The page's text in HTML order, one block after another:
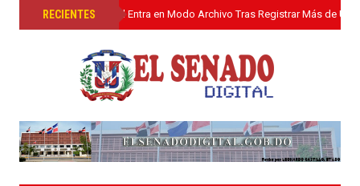
RECIENTES
»El Senado Digital Entra en Modo Archivo Tras Registrar Más de Un